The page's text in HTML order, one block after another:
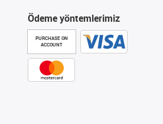
Ödeme yöntemlerimiz
PURCHASE ON
ACCOUNT